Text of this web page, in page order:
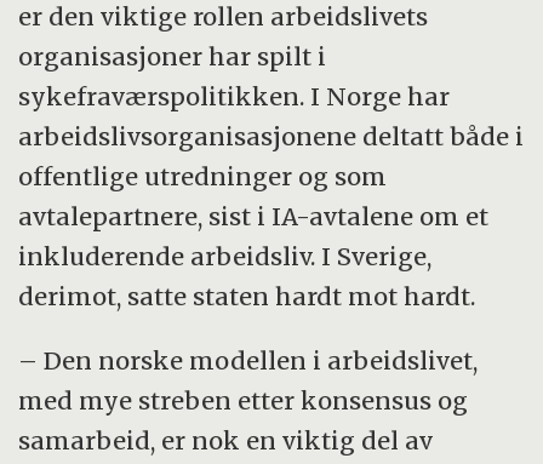
er den viktige rollen arbeidslivets
organisasjoner har spilt i
sykefraværspolitikken. I Norge har
arbeidslivsorganisasjonene deltatt både i
offentlige utredninger og som
avtalepartnere, sist i IA-avtalene om et
inkluderende arbeidsliv. I Sverige,
derimot, satte staten hardt mot hardt.
– Den norske modellen i arbeidslivet,
med mye streben etter konsensus og
samarbeid, er nok en viktig del av